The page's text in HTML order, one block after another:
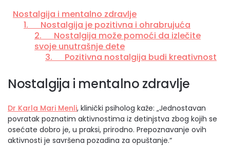
Nostalgija i mentalno zdravlje
1. Nostalgija je pozitivna i ohrabrujuća
2. Nostalgija može pomoći da izlečite
svoje unutrašnje dete
3. Pozitivna nostalgija budi kreativnost
Nostalgija i mentalno zdravlje
Dr Karla Mari Menli, klinički psiholog kaže: „Jednostavan
povratak poznatim aktivnostima iz detinjstva zbog kojih se
osećate dobro je, u praksi, prirodno. Prepoznavanje ovih
aktivnosti je savršena pozadina za opuštanje.“